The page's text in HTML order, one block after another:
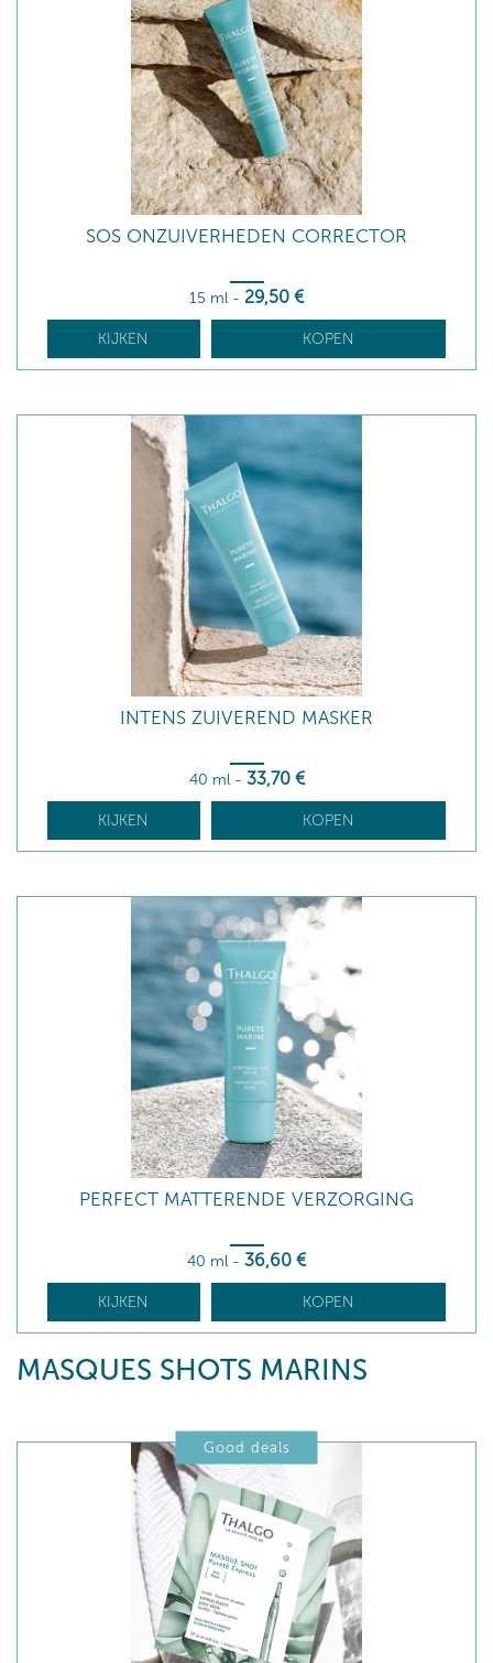
SOS ONZUIVERHEDEN CORRECTOR
15 ml - 29,50 €
KIJKEN KOPEN
INTENS ZUIVEREND MASKER
40 ml - 33,70 €
KIJKEN KOPEN
PERFECT MATTERENDE VERZORGING
40 ml - 36,60 €
KIJKEN KOPEN
MASQUES SHOTS MARINS
Good deals